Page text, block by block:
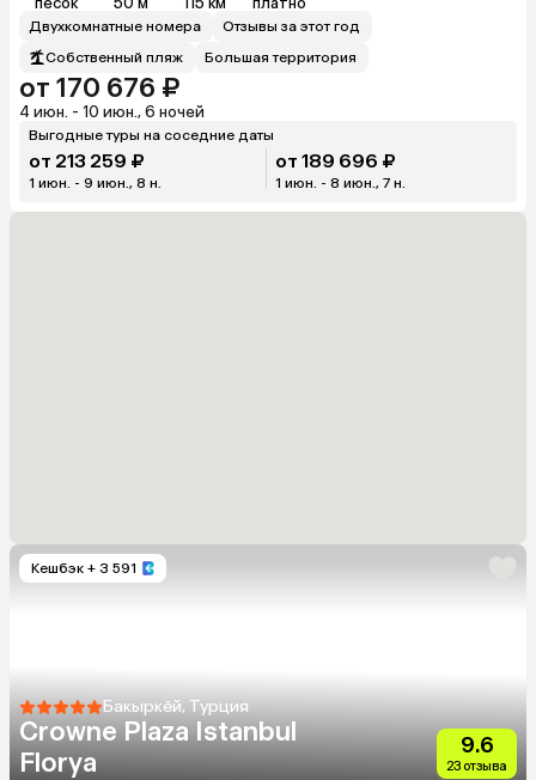
Двухкомнатные номера
Отзывы за этот год
Собственный пляж
Большая территория
от 170 676 ₽
4 июн. - 10 июн., 6 ночей
Выгодные туры на соседние даты
от 213 259 ₽
1 июн. - 9 июн., 8 н.
от 189 696 ₽
1 июн. - 8 июн., 7 н.
Кешбэк + 3 591
Бакыркёй, Турция
Crowne Plaza Istanbul
Florya
9.6
23 отзыва